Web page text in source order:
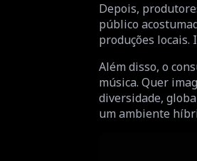
Depois,
público
produções locais.
Além disso, o
música. Quer
diversidade,
um ambiente